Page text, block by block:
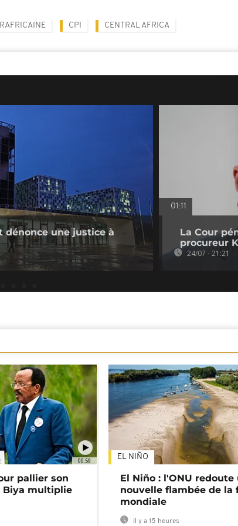
CPI CENTRAL AFRICA
dénonce une justice à
01:11
La Cour
procureur
24/07 - 21:21
00:59
pallier son
Biya multiplie
EL NIÑO
El Niño : l'ONU redoute
nouvelle flambée de la
mondiale
Il y a 15 heures